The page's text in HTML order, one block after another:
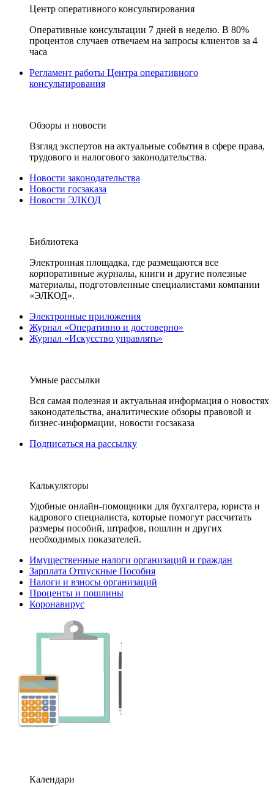
Центр оперативного консультирования
Оперативные консультации 7 дней в неделю. В 80%
процентов случаев отвечаем на запросы клиентов за 4
часа
Регламент работы Центра оперативного
консультирования
Обзоры и новости
Взгляд экспертов на актуальные события в сфере права,
трудового и налогового законодательства.
Новости законодательства
Новости госзаказа
Новости ЭЛКОД
Библиотека
Электронная площадка, где размещаются все
корпоративные журналы, книги и другие полезные
материалы, подготовленные специалистами компании
«ЭЛКОД».
Электронные приложения
Журнал «Оперативно и достоверно»
Журнал «Искусство управлять»
Умные рассылки
Вся самая полезная и актуальная информация о новостях
законодательства, аналитические обзоры правовой и
бизнес-информации, новости госзаказа
Подписаться на рассылку
Калькуляторы
Удобные онлайн-помощники для бухгалтера, юриста и
кадрового специалиста, которые помогут рассчитать
размеры пособий, штрафов, пошлин и других
необходимых показателей.
Имущественные налоги организаций и граждан
Зарплата Отпускные Пособия
Налоги и взносы организаций
Проценты и пошлины
Коронавирус
Календари